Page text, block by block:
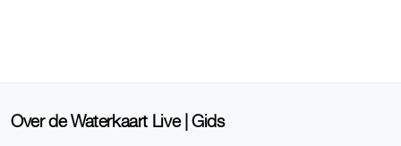
Over de Waterkaart Live | Gids